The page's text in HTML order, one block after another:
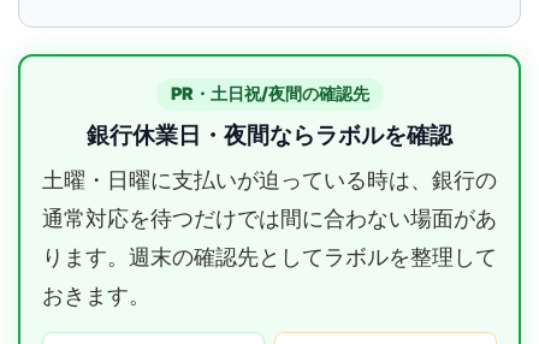
PR・土日祝/夜間の確認先
銀行休業日・夜間ならラボルを確認
土曜・日曜に支払いが迫っている時は、銀行の
通常対応を待つだけでは間に合わない場面があ
ります。週末の確認先としてラボルを整理して
おきます。